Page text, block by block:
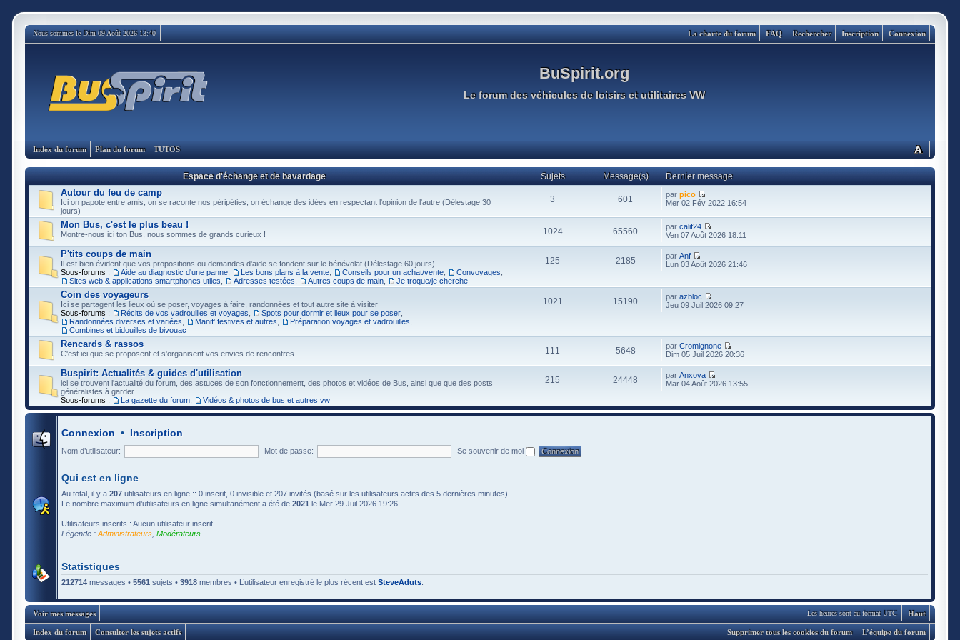
Nous sommes le Dim 09 Août 2026 13:40 Connexion
Inscription
Rechercher
FAQ
La charte du forum
BuSpirit.org
Le forum des véhicules de loisirs et utilitaires VW
Index du forum Plan du forum TUTOS
Espace d'échange et de bavardage Sujets Message(s) Dernier message
Autour du feu de camp
Ici on papote entre amis, on se raconte nos péripéties, on échange des idées en respectant l'opinion de l'autre (Délestage 30
jours)
3 601 parpico
Mer 02 Fév 2022 16:54
Mon Bus, c'est le plus beau !
Montre-nous ici ton Bus, nous sommes de grands curieux ! 1024 65560 parcalif24
Ven 07 Août 2026 18:11
P'tits coups de main
Il est bien évident que vos propositions ou demandes d'aide se fondent sur le bénévolat.(Délestage 60 jours)
Sous-forums :
Aide au diagnostic d'une panne Les bons plans à la vente Conseils pour un achat/vente Convoyages
Sites web & applications smartphones utiles
Adresses testées Autres coups de main Je troque/je cherche
125 2185 parAnf
Lun 03 Août 2026 21:46
Coin des voyageurs
Ici se partagent les lieux où se poser, voyages à faire, randonnées et tout autre site à visiter
Sous-forums :
Récits de vos vadrouilles et voyages Spots pour dormir et lieux pour se poser
Randonnées diverses et variées
Manif' festives et autres Préparation voyages et vadrouilles
Combines et bidouilles de bivouac
1021 15190 parazbloc
Jeu 09 Juil 2026 09:27
Rencards & rassos
C'est ici que se proposent et s'organisent vos envies de rencontres 111 5648 parCromignone
Dim 05 Juil 2026 20:36
Buspirit: Actualités & guides d'utilisation
ici se trouvent l'actualité du forum, des astuces de son fonctionnement, des photos et vidéos de Bus, ainsi que que des posts
généralistes à garder.
Sous-forums :
La gazette du forum Vidéos & photos de bus et autres vw
215 24448 parAnxova
Mar 04 Août 2026 13:55
Connexion • Inscription
Nom d’utilisateur: Mot de passe: Se souvenir de moi
Qui est en ligne
Au total, il y a 207 utilisateurs en ligne :: 0 inscrit, 0 invisible et 207 invités (basé sur les utilisateurs actifs des 5 dernières minutes)
Le nombre maximum d’utilisateurs en ligne simultanément a été de 2021 le Mer 29 Juil 2026 19:26
Utilisateurs inscrits : Aucun utilisateur inscrit
Légende : Administrateurs Modérateurs
Statistiques
212714 messages • 5561 sujets • 3918 membres • L’utilisateur enregistré le plus récent est SteveAduts
Haut
Les heures sont au format UTC
Voir mes messages
Index du forum Consulter les sujets actifs L’équipe du forum
Supprimer tous les cookies du forum